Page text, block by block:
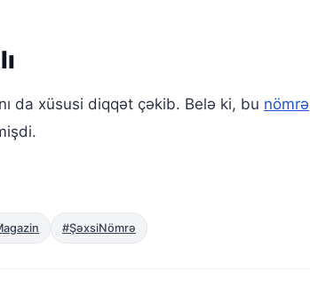
da xüsusi diqqət çəkib. Belə ki, bu nömrə
#ŞəxsiNömrə